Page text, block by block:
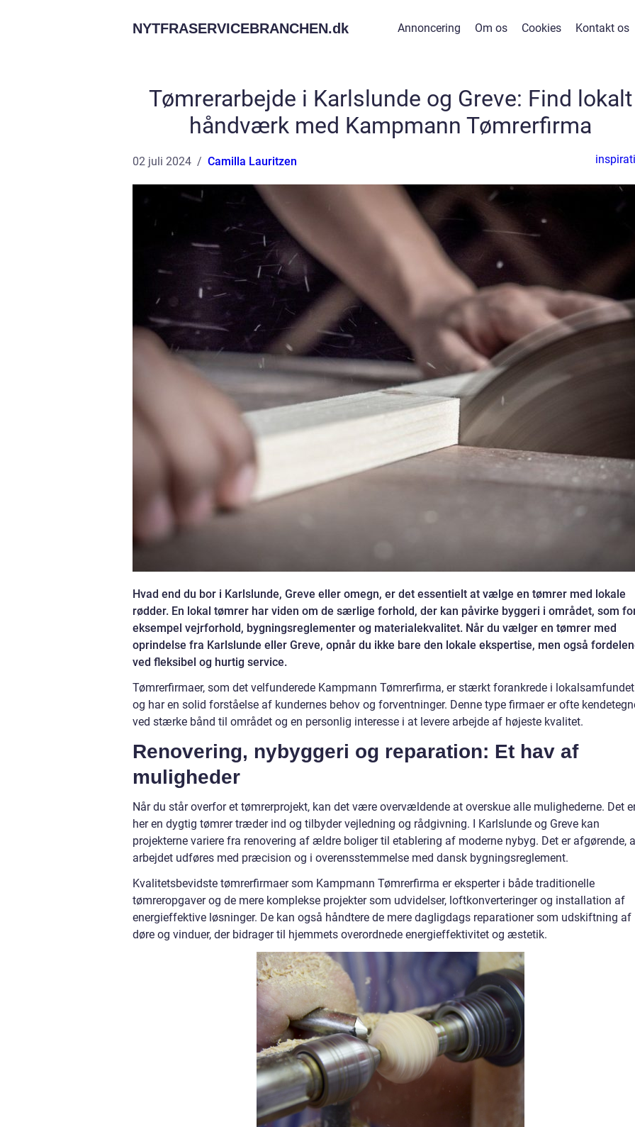
NYTFRASERVICEBRANCHEN.dk Annoncering Om os Cookies Kontakt os
Tømrerarbejde i Karlslunde og Greve: Find lokalt
håndværk med Kampmann Tømrerfirma
02 juli 2024 Camilla Lauritzen
Hvad end du bor i Karlslunde, Greve eller omegn, er det essentielt at vælge en tømrer med lokale
rødder. En lokal tømrer har viden om de særlige forhold, der kan påvirke byggeri i området, som
eksempel vejrforhold, bygningsreglementer og materialekvalitet. Når du vælger en tømrer med
oprindelse fra Karlslunde eller Greve, opnår du ikke bare den lokale ekspertise, men også
ved fleksibel og hurtig service.
Tømrerfirmaer, som det velfunderede Kampmann Tømrerfirma, er stærkt forankrede i lokalsamfundet
og har en solid forståelse af kundernes behov og forventninger. Denne type firmaer er ofte
ved stærke bånd til området og en personlig interesse i at levere arbejde af højeste kvalitet.
Renovering, nybyggeri og reparation: Et hav af
muligheder
Når du står overfor et tømrerprojekt, kan det være overvældende at overskue alle mulighederne. Det
her en dygtig tømrer træder ind og tilbyder vejledning og rådgivning. I Karlslunde og Greve kan
projekterne variere fra renovering af ældre boliger til etablering af moderne nybyg. Det er afgørende,
arbejdet udføres med præcision og i overensstemmelse med dansk bygningsreglement.
Kvalitetsbevidste tømrerfirmaer som Kampmann Tømrerfirma er eksperter i både traditionelle
tømreropgaver og de mere komplekse projekter som udvidelser, loftkonverteringer og installation af
energieffektive løsninger. De kan også håndtere de mere dagligdags reparationer som udskiftning af
døre og vinduer, der bidrager til hjemmets overordnede energieffektivitet og æstetik.